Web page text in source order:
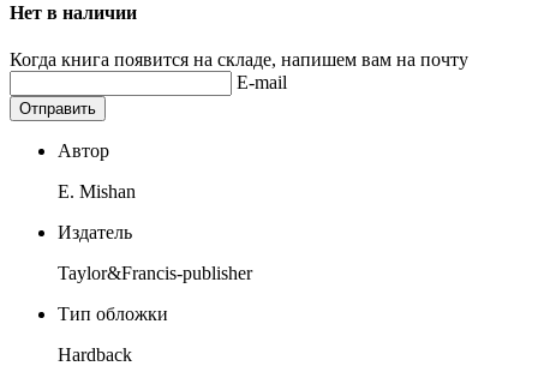
Нет в наличии
Когда книга появится на складе, напишем вам на почту
E-mail
Отправить
Автор
E. Mishan
Издатель
Taylor&Francis-publisher
Тип обложки
Hardback